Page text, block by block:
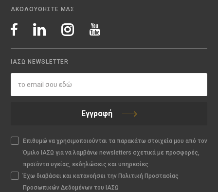
ΑΚΟΛΟΥΘΗΣΤΕ ΜΑΣ
ΙΑΣΩ NEWSLETTER
Εγγραφή
Επιθυμώ να χρησιμοποιούνται τα παρακάτω στοιχεία μου από τον
Όμιλο ΙΑΣΩ για να λαμβάνω newsletters σχετικά με προσφορές,
προϊόντα υγείας, εκδηλώσεις και υπηρεσίες.
Έχω διαβάσει και κατανοήσει την Πολιτική Προστασίας
Προσωπικών Δεδομένων του ΙΑΣΩ